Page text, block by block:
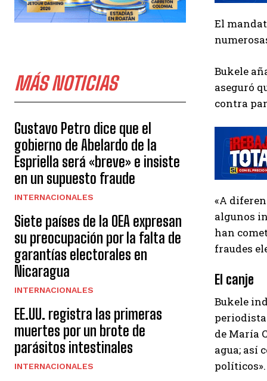
MÁS NOTICIAS
Gustavo Petro dice que el
gobierno de Abelardo de la
Espriella será «breve» e insiste
en un supuesto fraude
INTERNACIONALES
Siete países de la OEA expresan
su preocupación por la falta de
garantías electorales en
Nicaragua
INTERNACIONALES
EE.UU. registra las primeras
muertes por un brote de
parásitos intestinales
INTERNACIONALES
El
Bukele
aseguró
contra
«A
algunos
han
fraudes
El canje
Bukele
periodista
de María
agua; así